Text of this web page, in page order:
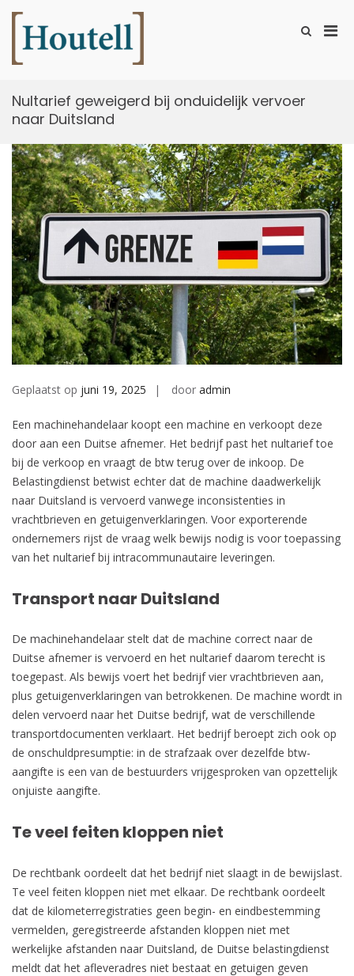
naar
inhoud
Toon
Nultarief geweigerd bij onduidelijk vervoer
naar Duitsland
Geplaatst op juni 19, 2025 door admin
Een machinehandelaar koopt een machine en verkoopt deze
door aan een Duitse afnemer. Het bedrijf past het nultarief toe
bij de verkoop en vraagt de btw terug over de inkoop. De
Belastingdienst betwist echter dat de machine daadwerkelijk
naar Duitsland is vervoerd vanwege inconsistenties in
vrachtbrieven en getuigenverklaringen. Voor exporterende
ondernemers rijst de vraag welk bewijs nodig is voor toepassing
van het nultarief bij intracommunautaire leveringen.
Transport naar Duitsland
De machinehandelaar stelt dat de machine correct naar de
Duitse afnemer is vervoerd en het nultarief daarom terecht is
toegepast. Als bewijs voert het bedrijf vier vrachtbrieven aan,
plus getuigenverklaringen van betrokkenen. De machine wordt in
delen vervoerd naar het Duitse bedrijf, wat de verschillende
transportdocumenten verklaart. Het bedrijf beroept zich ook op
de onschuldpresumptie: in de strafzaak over dezelfde btw-
aangifte is een van de bestuurders vrijgesproken van opzettelijk
onjuiste aangifte.
Te veel feiten kloppen niet
De rechtbank oordeelt dat het bedrijf niet slaagt in de bewijslast.
Te veel feiten kloppen niet met elkaar. De rechtbank oordeelt
dat de kilometerregistraties geen begin- en eindbestemming
vermelden, geregistreerde afstanden kloppen niet met
werkelijke afstanden naar Duitsland, de Duitse belastingdienst
meldt dat het afleveradres niet bestaat en getuigen geven